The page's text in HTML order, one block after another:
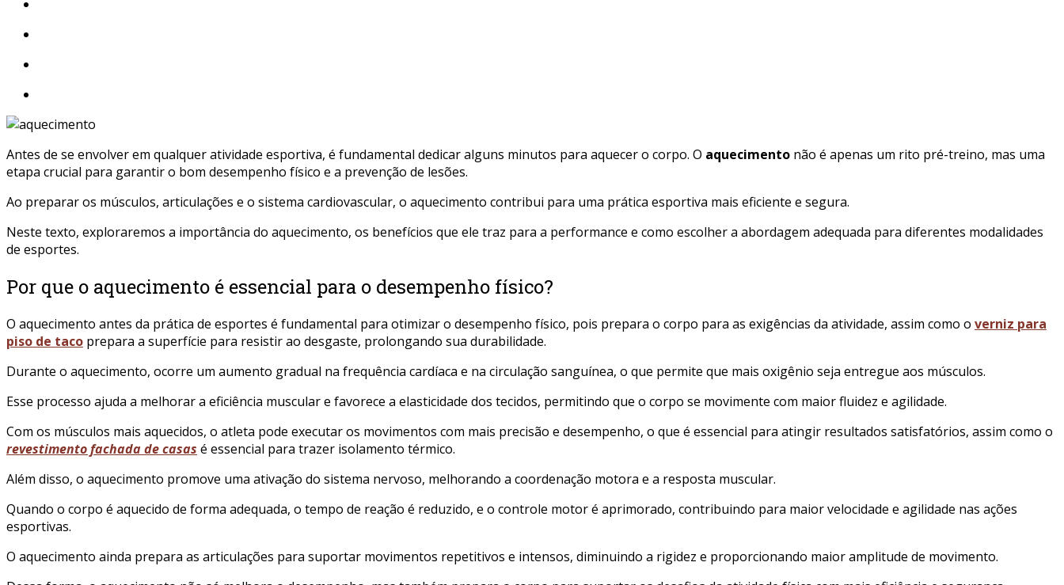
Antes de se envolver em qualquer atividade esportiva, é fundamental dedicar alguns minutos para aquecer o corpo. O aquecimento não é apenas um rito pré-treino, mas uma
etapa crucial para garantir o bom desempenho físico e a prevenção de lesões.
Ao preparar os músculos, articulações e o sistema cardiovascular, o aquecimento contribui para uma prática esportiva mais eficiente e segura.
Neste texto, exploraremos a importância do aquecimento, os benefícios que ele traz para a performance e como escolher a abordagem adequada para diferentes modalidades
de esportes.
Por que o aquecimento é essencial para o desempenho físico?
O aquecimento antes da prática de esportes é fundamental para otimizar o desempenho físico, pois prepara o corpo para as exigências da atividade, assim como o verniz para
piso de taco prepara a superfície para resistir ao desgaste, prolongando sua durabilidade.
Durante o aquecimento, ocorre um aumento gradual na frequência cardíaca e na circulação sanguínea, o que permite que mais oxigênio seja entregue aos músculos.
Esse processo ajuda a melhorar a eficiência muscular e favorece a elasticidade dos tecidos, permitindo que o corpo se movimente com maior fluidez e agilidade.
Com os músculos mais aquecidos, o atleta pode executar os movimentos com mais precisão e desempenho, o que é essencial para atingir resultados satisfatórios, assim como o
revestimento fachada de casas é essencial para trazer isolamento térmico.
Além disso, o aquecimento promove uma ativação do sistema nervoso, melhorando a coordenação motora e a resposta muscular.
Quando o corpo é aquecido de forma adequada, o tempo de reação é reduzido, e o controle motor é aprimorado, contribuindo para maior velocidade e agilidade nas ações
esportivas.
O aquecimento ainda prepara as articulações para suportar movimentos repetitivos e intensos, diminuindo a rigidez e proporcionando maior amplitude de movimento.